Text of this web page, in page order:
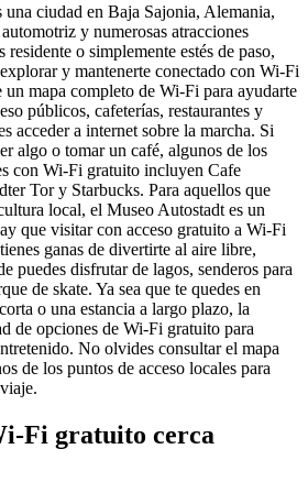
una ciudad en Baja Sajonia, Alemania,
y numerosas atracciones
residente o simplemente estés de paso,
y mantenerte conectado con Wi-Fi
mapa completo de Wi-Fi para ayudarte
públicos, cafeterías, restaurantes y
acceder a internet sobre la marcha. Si
algo o tomar un café, algunos de los
con Wi-Fi gratuito incluyen Cafe
Tor y Starbucks. Para aquellos que
local, el Museo Autostadt es un
que visitar con acceso gratuito a Wi-Fi
ganas de divertirte al aire libre,
puedes disfrutar de lagos, senderos para
de skate. Ya sea que te quedes en
o una estancia a largo plazo, la
de opciones de Wi-Fi gratuito para
No olvides consultar el mapa
de los puntos de acceso locales para
Fi gratuito cerca